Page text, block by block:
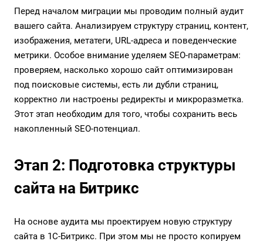
Перед началом миграции мы проводим полный аудит
вашего сайта. Анализируем структуру страниц, контент,
изображения, метатеги, URL-адреса и поведенческие
метрики. Особое внимание уделяем SEO-параметрам:
проверяем, насколько хорошо сайт оптимизирован
под поисковые системы, есть ли дубли страниц,
корректно ли настроены редиректы и микроразметка.
Этот этап необходим для того, чтобы сохранить весь
накопленный SEO-потенциал.
Этап 2: Подготовка структуры
сайта на Битрикс
На основе аудита мы проектируем новую структуру
сайта в 1С-Битрикс. При этом мы не просто копируем